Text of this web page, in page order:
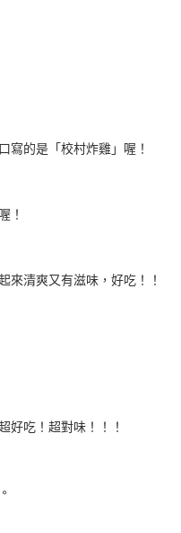
寫的是「校村炸雞」喔！
！
來清爽又有滋味，好吃！！
好吃！超對味！！！